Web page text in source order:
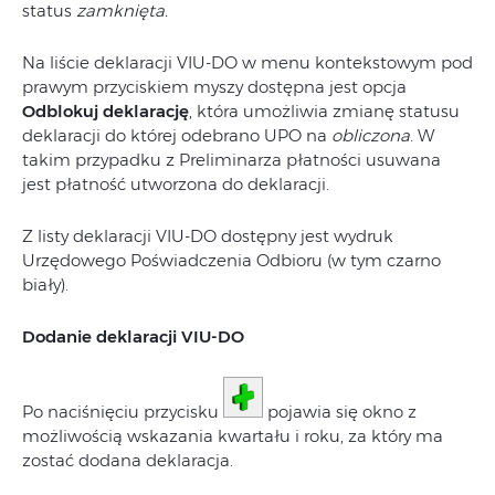
status zamknięta.
Na liście deklaracji VIU-DO w menu kontekstowym pod
prawym przyciskiem myszy dostępna jest opcja
Odblokuj deklarację, która umożliwia zmianę statusu
deklaracji do której odebrano UPO na obliczona. W
takim przypadku z Preliminarza płatności usuwana
jest płatność utworzona do deklaracji.
Z listy deklaracji VIU-DO dostępny jest wydruk
Urzędowego Poświadczenia Odbioru (w tym czarno
biały).
Dodanie deklaracji VIU-DO
Po naciśnięciu przycisku
pojawia się okno z
możliwością wskazania kwartału i roku, za który ma
zostać dodana deklaracja.